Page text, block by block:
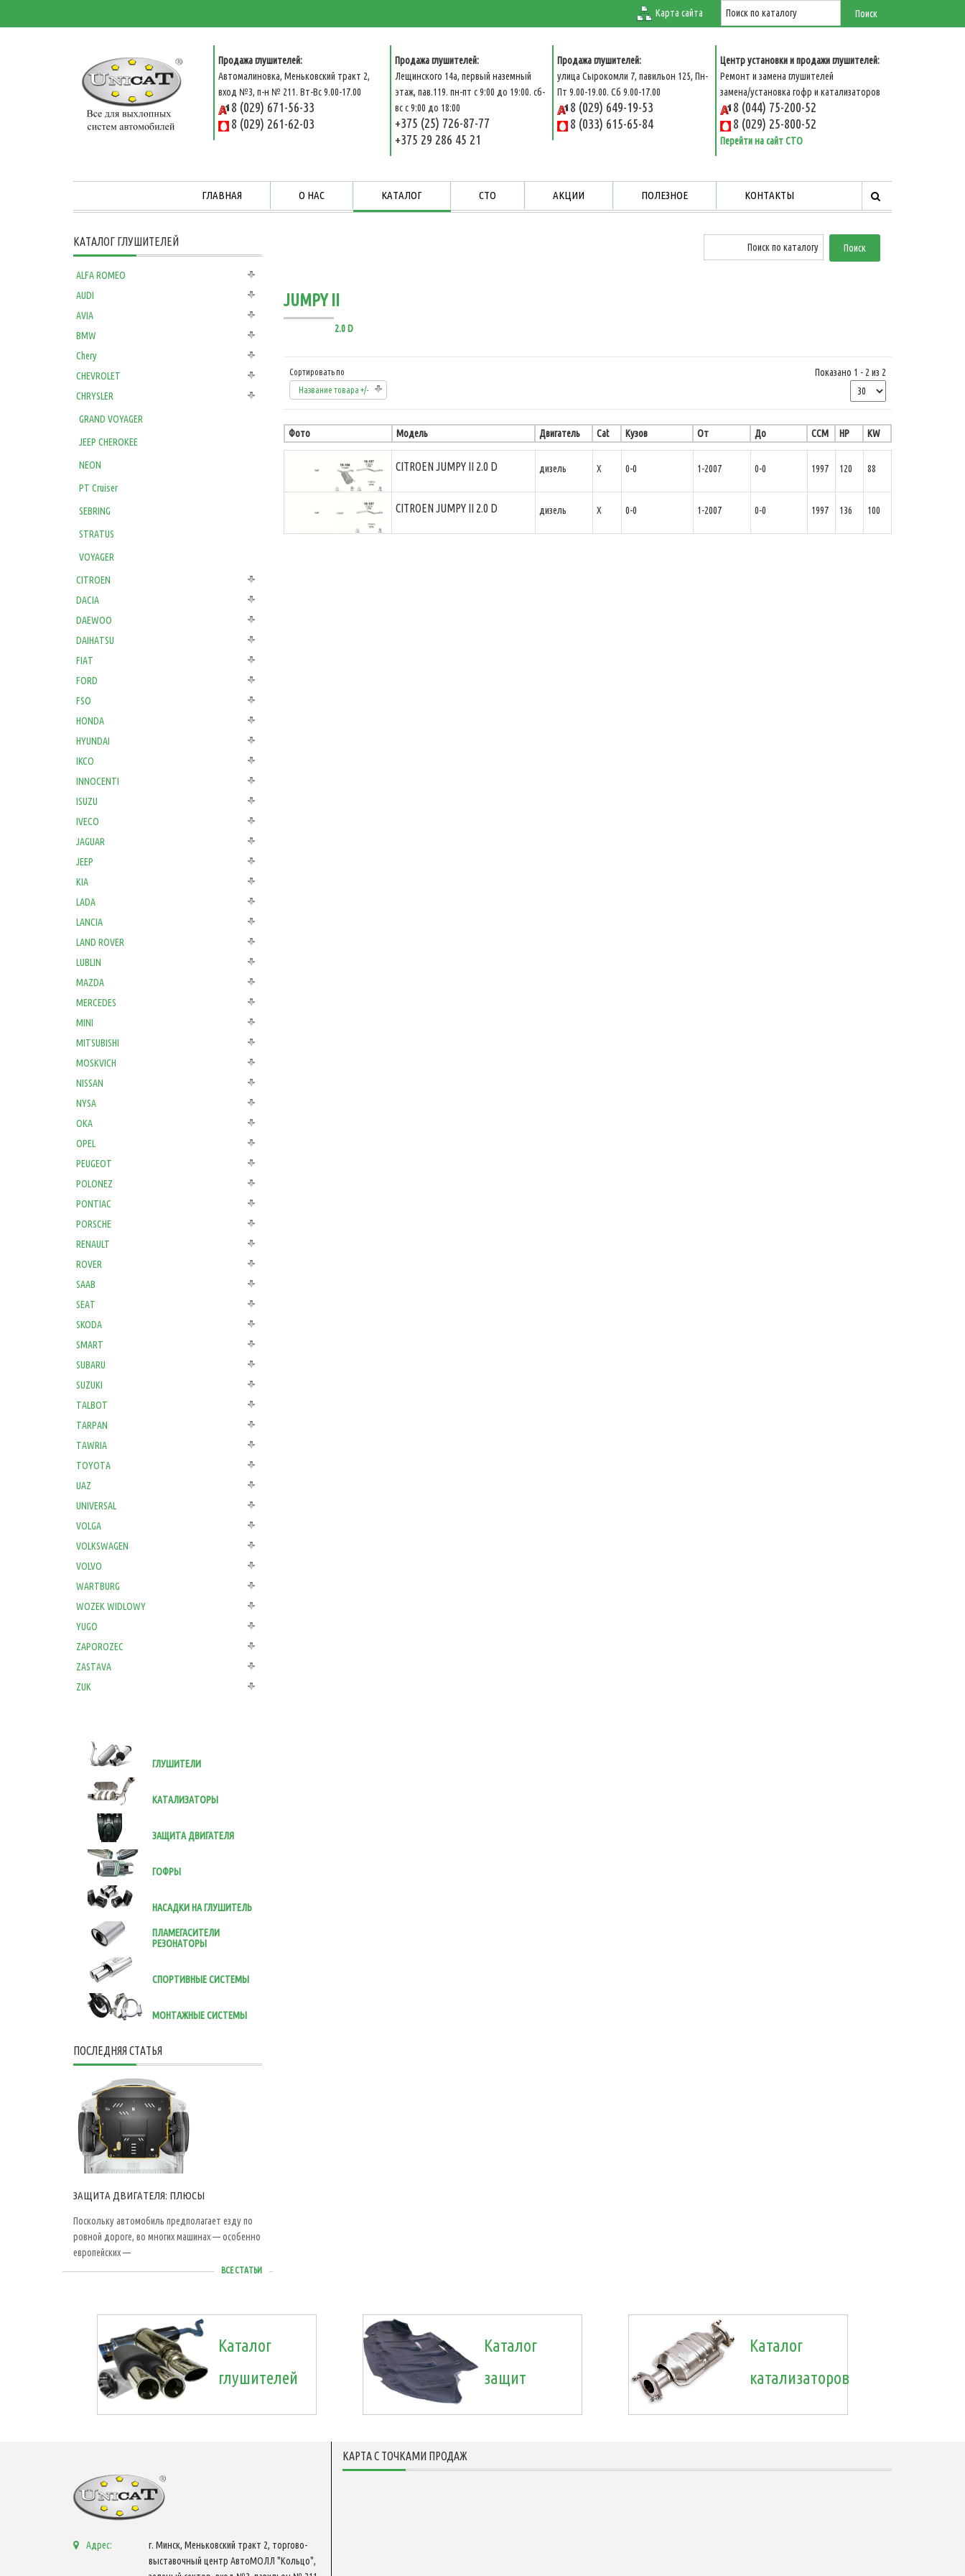
Карта сайта
Продажа глушителей:
Автомалиновка, Меньковский тракт 2,
вход №3, п-н № 211. Вт-Вс 9.00-17.00
8 (029) 671-56-33
8 (029) 261-62-03
Продажа глушителей:
Лещинского 14а, первый наземный
этаж, пав.119. пн-пт с 9:00 до 19:00. сб-
вс с 9:00 до 18:00
+375 (25) 726-87-77
+375 29 286 45 21
Продажа глушителей:
улица Сырокомли 7, павильон 125, Пн-
Пт 9.00-19.00. Сб 9.00-17.00
8 (029) 649-19-53
8 (033) 615-65-84
Центр установки и продажи глушителей:
Ремонт и замена глушителей
замена/установка гофр и катализаторов
8 (044) 75-200-52
8 (029) 25-800-52
Перейти на сайт СТО
ГЛАВНАЯ О НАС КАТАЛОГ СТО АКЦИИ ПОЛЕЗНОЕ КОНТАКТЫ
JUMPY II
2.0 D
Сортировать по
Название товара +/-
Показано 1 - 2 из 2
Фото Модель Двигатель Cat Кузов От До CCM HP KW
CITROEN JUMPY II 2.0 D дизель X 0-0 1-2007 0-0 1997 120 88
CITROEN JUMPY II 2.0 D дизель X 0-0 1-2007 0-0 1997 136 100
КАТАЛОГ ГЛУШИТЕЛЕЙ
ALFA ROMEO
AUDI
AVIA
BMW
Chery
CHEVROLET
CHRYSLER
GRAND VOYAGER
JEEP CHEROKEE
NEON
PT Cruiser
SEBRING
STRATUS
VOYAGER
CITROEN
DACIA
DAEWOO
DAIHATSU
FIAT
FORD
FSO
HONDA
HYUNDAI
IKCO
INNOCENTI
ISUZU
IVECO
JAGUAR
JEEP
KIA
LADA
LANCIA
LAND ROVER
LUBLIN
MAZDA
MERCEDES
MINI
MITSUBISHI
MOSKVICH
NISSAN
NYSA
OKA
OPEL
PEUGEOT
POLONEZ
PONTIAC
PORSCHE
RENAULT
ROVER
SAAB
SEAT
SKODA
SMART
SUBARU
SUZUKI
TALBOT
TARPAN
TAWRIA
TOYOTA
UAZ
UNIVERSAL
VOLGA
VOLKSWAGEN
VOLVO
WARTBURG
WOZEK WIDLOWY
YUGO
ZAPOROZEC
ZASTAVA
ZUK
ГЛУШИТЕЛИ
КАТАЛИЗАТОРЫ
ЗАЩИТА ДВИГАТЕЛЯ
ГОФРЫ
НАСАДКИ НА ГЛУШИТЕЛЬ
ПЛАМЕГАСИТЕЛИ
РЕЗОНАТОРЫ
СПОРТИВНЫЕ СИСТЕМЫ
МОНТАЖНЫЕ СИСТЕМЫ
ПОСЛЕДНЯЯ СТАТЬЯ
ЗАЩИТА ДВИГАТЕЛЯ: ПЛЮСЫ
Поскольку автомобиль предполагает езду по
ровной дороге, во многих машинах — особенно
европейских —
ВСЕ СТАТЬИ
Каталог
глушителей
Каталог
защит
Каталог
катализаторов
Адрес:
г. Минск, Меньковский тракт 2, торгово-
выставочный центр АвтоМОЛЛ "Кольцо",
КАРТА С ТОЧКАМИ ПРОДАЖ